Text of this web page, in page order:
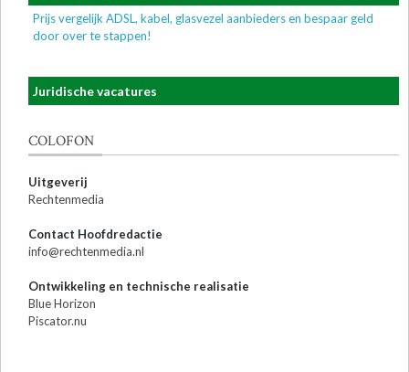
Prijs vergelijk ADSL, kabel, glasvezel aanbieders en bespaar geld
door over te stappen!
Juridische vacatures
COLOFON
Uitgeverij
Rechtenmedia
Contact Hoofdredactie
info@rechtenmedia.nl
Ontwikkeling en technische realisatie
Blue Horizon
Piscator.nu